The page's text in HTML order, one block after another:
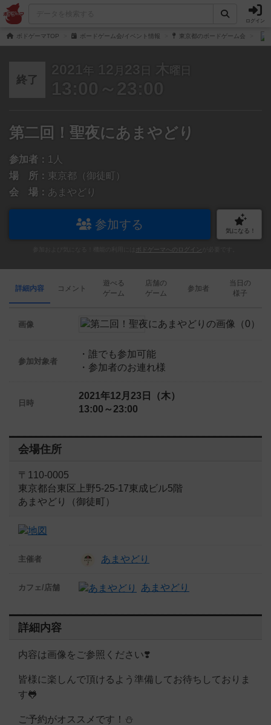
ログイン
ボドゲーマTOP ボードゲーム会/イベント情報 東京都のボードゲーム会
終了
2021 年 12 月 23 日 木 曜日
13:00～23:00
第二回！聖夜にあまやどり
参加者： 1人
場 所： 東京都（御徒町）
会 場： あまやどり
参加する 気になる！
ボドゲーマへのログイン
詳細内容 コメント
遊べる
ゲーム
店舗の
ゲーム
参加者
当日の
様子
画像
参加対象者
・誰でも参加可能
・参加者のお連れ様
日時
2021年12月23日（木）
13:00～23:00
会場住所
〒110-0005
東京都台東区上野5-25-17東成ビル5階
あまやどり（御徒町）
主催者 あまやどり
カフェ/店舗 あまやどり
詳細内容
内容は画像をご参照ください❣️
皆様に楽しんで頂けるよう準備してお待ちしておりま
す🐸
ご予約がオススメです！⛄️